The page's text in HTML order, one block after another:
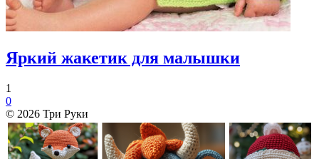
Яркий жакетик для малышки
1
0
© 2026 Три Руки